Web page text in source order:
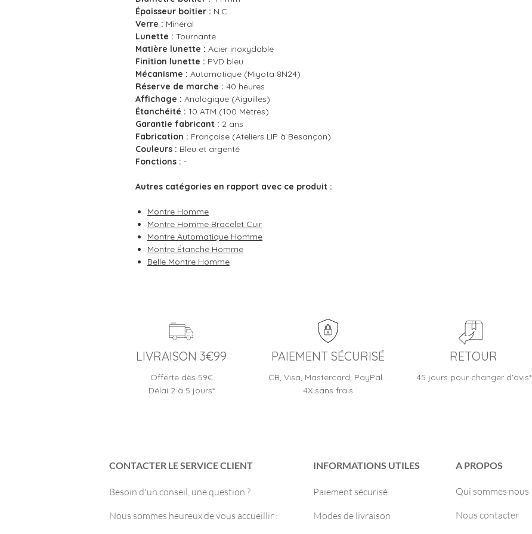
Épaisseur boitier : N.C
Verre : Minéral
Lunette : Tournante
Matière lunette : Acier inoxydable
Finition lunette : PVD bleu
Mécanisme : Automatique (Miyota 8N24)
Réserve de marche : 40 heures
Affichage : Analogique (Aiguilles)
Étanchéité : 10 ATM (100 Mètres)
Garantie fabricant : 2 ans
Fabrication : Française (Ateliers LIP à Besançon)
Couleurs : Bleu et argenté
Fonctions : -
Autres catégories en rapport avec ce produit :
Montre Homme
Montre Homme Bracelet Cuir
Montre Automatique Homme
Montre Étanche Homme
Belle Montre Homme
LIVRAISON 3€99
Offerte dès 59€
Délai 2 à 5 jours*
PAIEMENT SÉCURISÉ
CB, Visa, Mastercard, PayPal…
4X sans frais
RETOUR
45 jours pour changer d'avis*
CONTACTER LE SERVICE CLIENT
Besoin d'un conseil, une question ?
Nous sommes heureux de vous accueillir :
INFORMATIONS UTILES
Paiement sécurisé
Modes de livraison
A PROPOS
Qui sommes nous
Nous contacter